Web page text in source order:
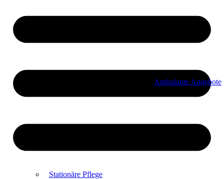
Stationäre Pflege
Ambulante Angebote